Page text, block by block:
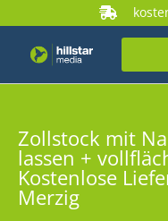
Zollstock mit
lassen +
Kostenlose
Merzig